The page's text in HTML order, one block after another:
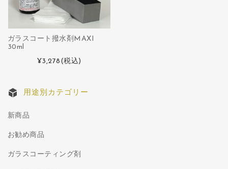
ガラスコート撥水剤MAXI
30ml
¥3,278 (税込)
用途別カテゴリー
新商品
お勧め商品
ガラスコーティング剤